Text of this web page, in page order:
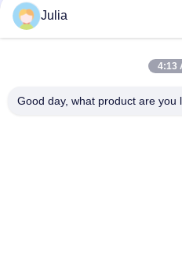
Beliebte
Julia
4:13
Good day, what product are you